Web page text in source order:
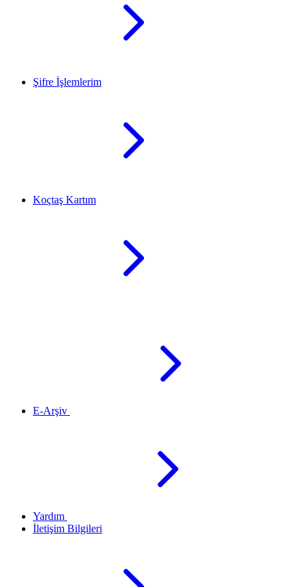
Şifre İşlemlerim
Koçtaş Kartım
E-Arşiv
Yardım
İletişim Bilgileri